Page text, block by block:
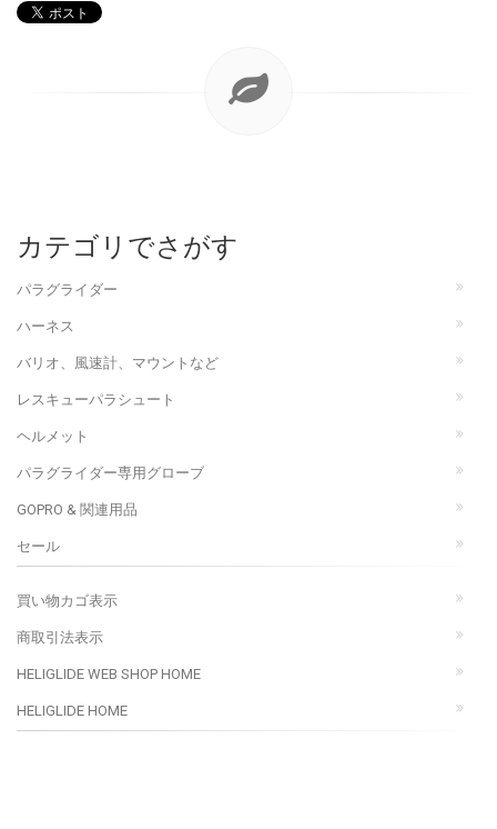
カテゴリでさがす
パラグライダー
ハーネス
バリオ、風速計、マウントなど
レスキューパラシュート
ヘルメット
パラグライダー専用グローブ
GOPRO & 関連用品
セール
買い物カゴ表示
商取引法表示
HELIGLIDE WEB SHOP HOME
HELIGLIDE HOME